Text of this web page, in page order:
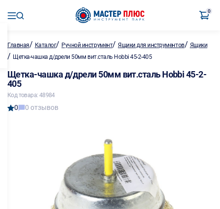
0
Главная/ Каталог/ Ручной инструмент/Ящики для инструментов/ Ящики
/ Щетка-чашка д/дрели 50мм вит.сталь Hobbi 45-2-405
Щетка-чашка д/дрели 50мм вит.сталь Hobbi 45-2-
405
Код товара: 48984
0 0 отзывов